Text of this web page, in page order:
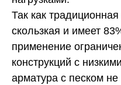
Так как
скользкая и имеет
применение
конструкций с
арматура с песком не